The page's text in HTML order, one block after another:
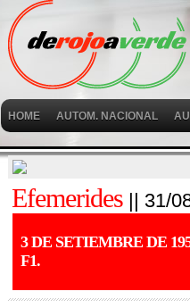
HOME AUTOM. NACIONAL
Efemerides || 31/
3 DE SETIEMBRE DE
F1.